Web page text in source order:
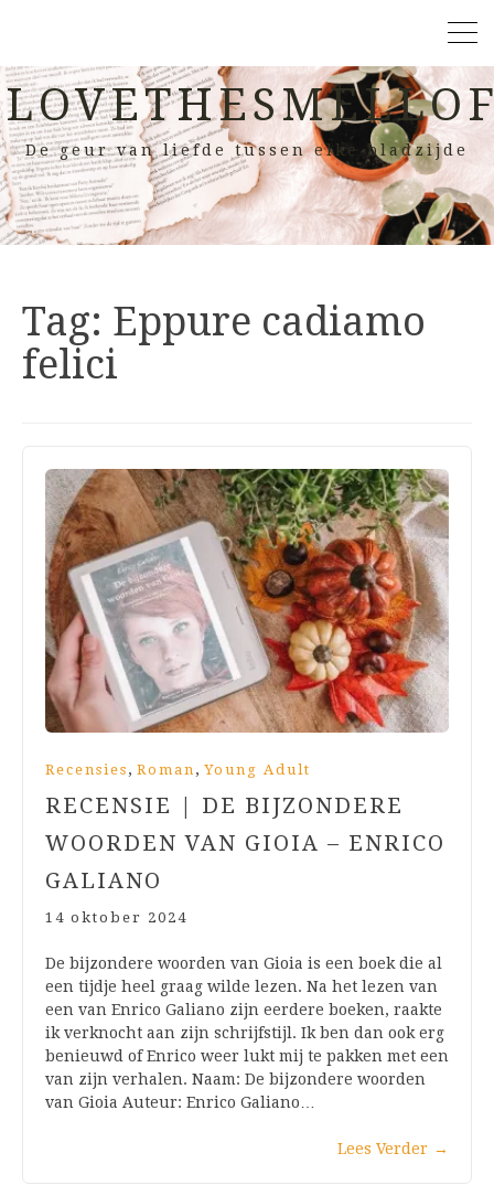
De geur van liefde tussen elke bladzijde
Tag: Eppure cadiamo
felici
Recensies , Roman , Young Adult
RECENSIE | DE BIJZONDERE
WOORDEN VAN GIOIA – ENRICO
GALIANO
14 oktober 2024
De bijzondere woorden van Gioia is een boek die al
een tijdje heel graag wilde lezen. Na het lezen van
een van Enrico Galiano zijn eerdere boeken, raakte
ik verknocht aan zijn schrijfstijl. Ik ben dan ook erg
benieuwd of Enrico weer lukt mij te pakken met een
van zijn verhalen. Naam: De bijzondere woorden
van Gioia Auteur: Enrico Galiano…
Lees Verder →